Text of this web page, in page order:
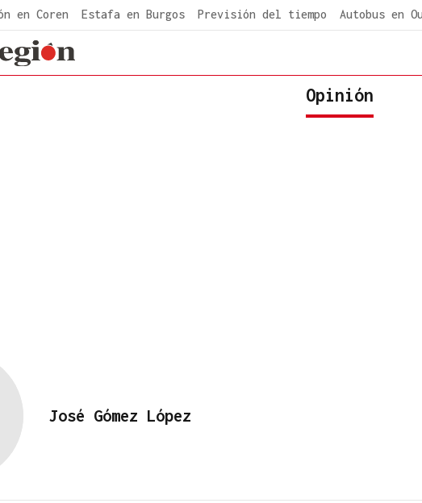
en Coren Estafa en Burgos Previsión del tiempo Autobus en
Opinión
José Gómez López